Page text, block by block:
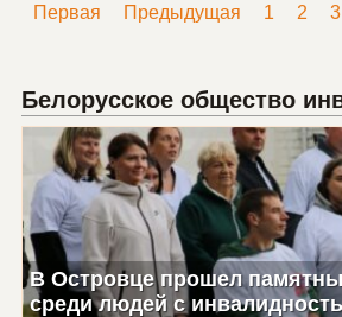
Первая Предыдущая 1 2 3
Белорусское общество
В Островце прошел
среди людей с